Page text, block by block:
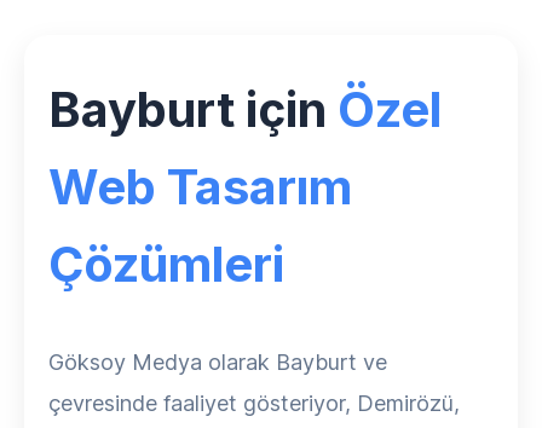
Bayburt için Özel
Web Tasarım
Çözümleri
Göksoy Medya olarak Bayburt ve
çevresinde faaliyet gösteriyor, Demirözü,